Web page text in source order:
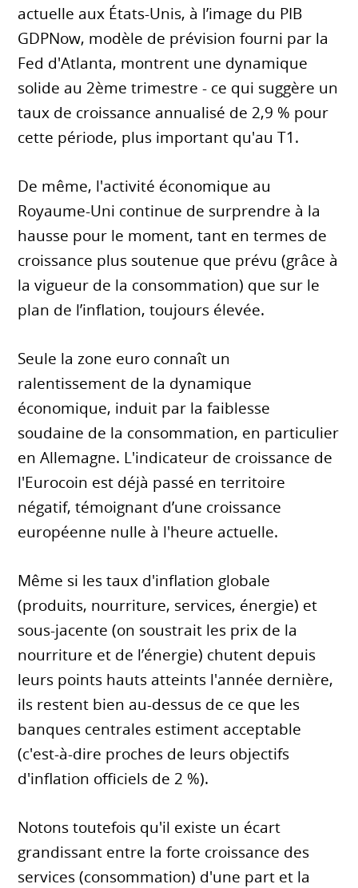
actuelle aux États-Unis, à l’image du PIB
GDPNow, modèle de prévision fourni par la
Fed d'Atlanta, montrent une dynamique
solide au 2ème trimestre - ce qui suggère un
taux de croissance annualisé de 2,9 % pour
cette période, plus important qu'au T1.
De même, l'activité économique au
Royaume-Uni continue de surprendre à la
hausse pour le moment, tant en termes de
croissance plus soutenue que prévu (grâce à
la vigueur de la consommation) que sur le
plan de l’inflation, toujours élevée.
Seule la zone euro connaît un
ralentissement de la dynamique
économique, induit par la faiblesse
soudaine de la consommation, en particulier
en Allemagne. L'indicateur de croissance de
l'Eurocoin est déjà passé en territoire
négatif, témoignant d’une croissance
européenne nulle à l'heure actuelle.
Même si les taux d'inflation globale
(produits, nourriture, services, énergie) et
sous-jacente (on soustrait les prix de la
nourriture et de l’énergie) chutent depuis
leurs points hauts atteints l'année dernière,
ils restent bien au-dessus de ce que les
banques centrales estiment acceptable
(c'est-à-dire proches de leurs objectifs
d'inflation officiels de 2 %).
Notons toutefois qu'il existe un écart
grandissant entre la forte croissance des
services (consommation) d'une part et la